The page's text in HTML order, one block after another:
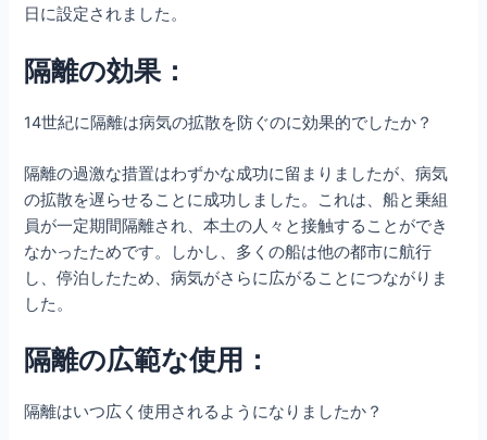
日に設定されました。
隔離の効果：
14世紀に隔離は病気の拡散を防ぐのに効果的でしたか？
隔離の過激な措置はわずかな成功に留まりましたが、病気
の拡散を遅らせることに成功しました。これは、船と乗組
員が一定期間隔離され、本土の人々と接触することができ
なかったためです。しかし、多くの船は他の都市に航行
し、停泊したため、病気がさらに広がることにつながりま
した。
隔離の広範な使用：
隔離はいつ広く使用されるようになりましたか？